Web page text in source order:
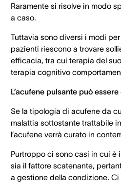
Raramente si risolve in modo
a caso.
Tuttavia sono diversi i modi
pazienti riescono a trovare
efficacia, tra cui terapia del
terapia cognitivo
L’acufene pulsante può essere
Se la tipologia di acufene da
malattia sottostante trattabile
l’acufene verrà curato in
Purtroppo ci sono casi in cui è
sia il fattore scatenante,
a gestione della condizione.